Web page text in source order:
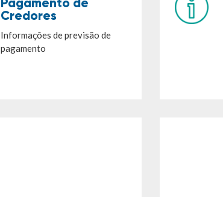
Credores
Informações de previsão de
pagamento